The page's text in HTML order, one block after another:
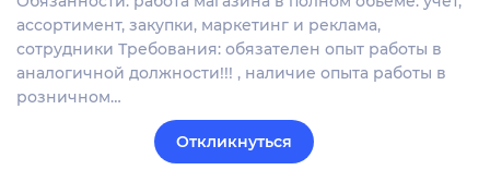
ассортимент, закупки, маркетинг и реклама,
сотрудники Требования: обязателен опыт работы в
аналогичной должности!!! , наличие опыта работы в
розничном…
Откликнуться